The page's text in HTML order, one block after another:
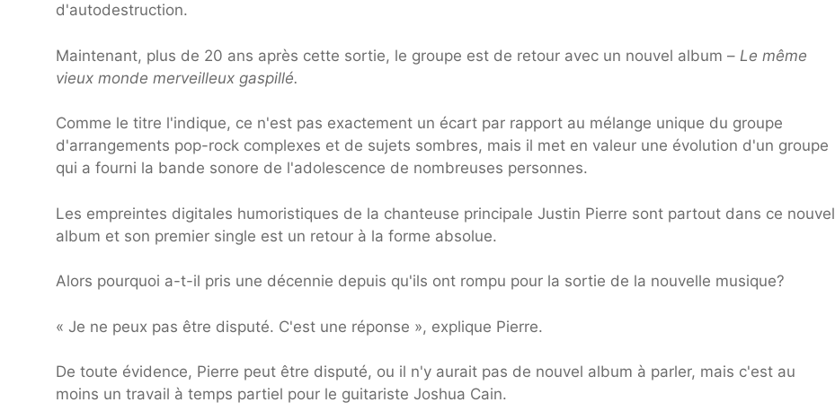
d'autodestruction.
Maintenant, plus de 20 ans après cette sortie, le groupe est de retour avec un nouvel album – Le même
vieux monde merveilleux gaspillé.
Comme le titre l'indique, ce n'est pas exactement un écart par rapport au mélange unique du groupe
d'arrangements pop-rock complexes et de sujets sombres, mais il met en valeur une évolution d'un groupe
qui a fourni la bande sonore de l'adolescence de nombreuses personnes.
Les empreintes digitales humoristiques de la chanteuse principale Justin Pierre sont partout dans ce nouvel
album et son premier single est un retour à la forme absolue.
Alors pourquoi a-t-il pris une décennie depuis qu'ils ont rompu pour la sortie de la nouvelle musique?
« Je ne peux pas être disputé. C'est une réponse », explique Pierre.
De toute évidence, Pierre peut être disputé, ou il n'y aurait pas de nouvel album à parler, mais c'est au
moins un travail à temps partiel pour le guitariste Joshua Cain.